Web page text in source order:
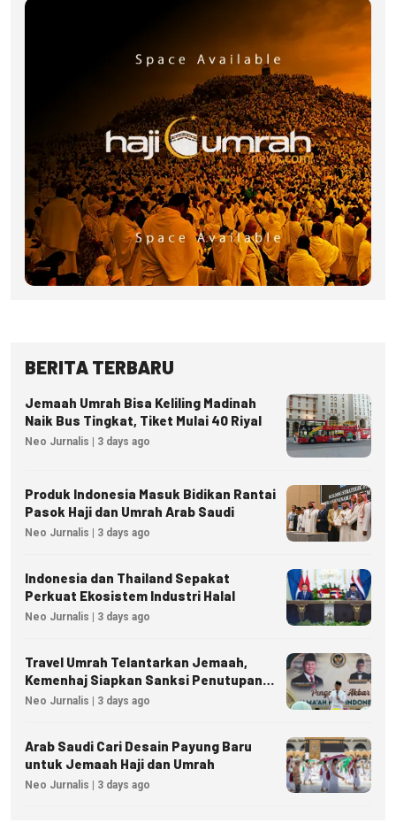
BERITA TERBARU
Jemaah Umrah Bisa Keliling Madinah
Naik Bus Tingkat, Tiket Mulai 40 Riyal
Neo Jurnalis | 3 days ago
Produk Indonesia Masuk Bidikan Rantai
Pasok Haji dan Umrah Arab Saudi
Neo Jurnalis | 3 days ago
Indonesia dan Thailand Sepakat
Perkuat Ekosistem Industri Halal
Neo Jurnalis | 3 days ago
Travel Umrah Telantarkan Jemaah,
Kemenhaj Siapkan Sanksi Penutupan
Izin hingga Pidana
Neo Jurnalis | 3 days ago
Arab Saudi Cari Desain Payung Baru
untuk Jemaah Haji dan Umrah
Neo Jurnalis | 3 days ago